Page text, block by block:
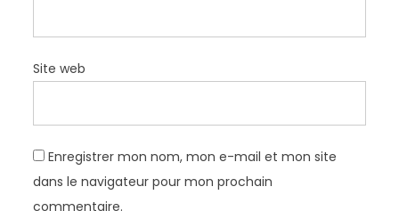
Site web
Enregistrer mon nom, mon e-mail et mon site
dans le navigateur pour mon prochain
commentaire.